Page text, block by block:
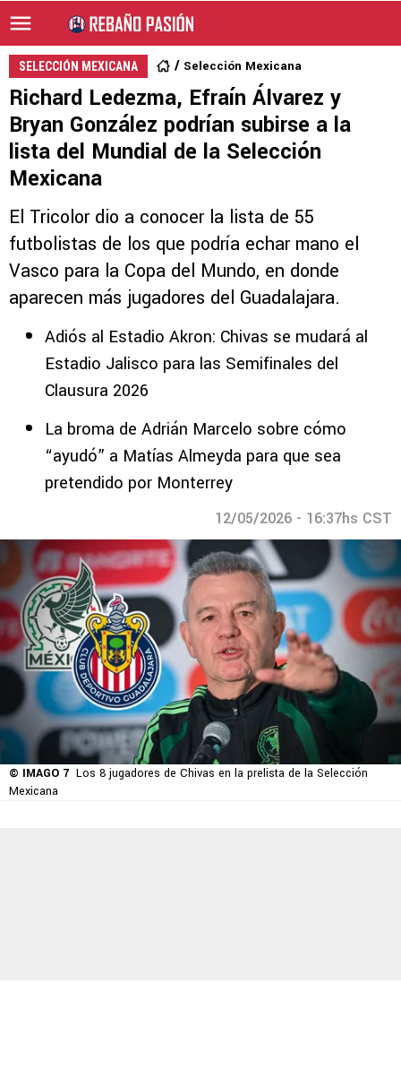
SELECCIÓN MEXICANA Selección Mexicana
Richard Ledezma, Efraín Álvarez y
Bryan González podrían subirse a la
lista del Mundial de la Selección
Mexicana
El Tricolor dio a conocer la lista de 55
futbolistas de los que podría echar mano el
Vasco para la Copa del Mundo, en donde
aparecen más jugadores del Guadalajara.
Adiós al Estadio Akron: Chivas se mudará al
Estadio Jalisco para las Semifinales del
Clausura 2026
La broma de Adrián Marcelo sobre cómo
“ayudó” a Matías Almeyda para que sea
pretendido por Monterrey
12/05/2026 - 16:37hs CST
© IMAGO 7 Los 8 jugadores de Chivas en la prelista de la Selección
Mexicana